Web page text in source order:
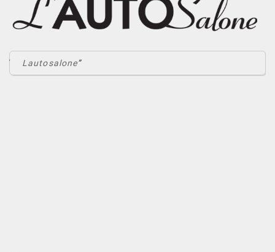
Lautosalone